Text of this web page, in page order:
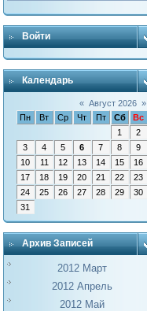
Войти
Календарь
« Август 2026 »
Пн
Вт Ср Чт Пт Сб
Вс
1
2
3
4 5 6 7 8
9
10
11 12 13 14 15
16
17
18 19 20 21 22
23
24
25 26 27 28 29
30
31
Архив Записей
2012 Март
2012 Апрель
2012 Май